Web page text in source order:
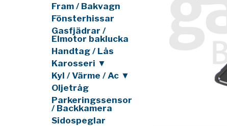
Fram / Bakvagn
Fönsterhissar
Gasfjädrar /
Elmotor baklucka
Handtag / Lås
Karosseri ▼
Kyl / Värme / Ac ▼
Oljetråg
Parkeringssensor
/ Backkamera
Sidospeglar